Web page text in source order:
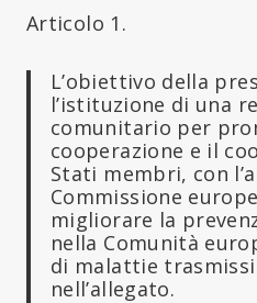
Articolo 1.
L’obiettivo della
l’istituzione di una
comunitario per
cooperazione e il
Stati membri, con
Commissione
migliorare la
nella Comunità
di malattie
nell’allegato.